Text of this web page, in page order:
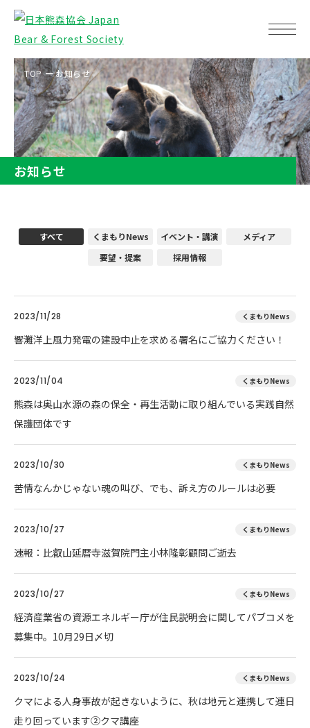
TOP お知らせ
お知らせ
すべて くまもりNews イベント・講演
メディア
要望・提案
採用情報
2023/11/28 くまもりNews
響灘洋上風力発電の建設中止を求める署名にご協力ください！
2023/11/04 くまもりNews
熊森は奥山水源の森の保全・再生活動に取り組んでいる実践自然
保護団体です
2023/10/30 くまもりNews
苦情なんかじゃない魂の叫び、でも、訴え方のルールは必要
2023/10/27 くまもりNews
速報：比叡山延暦寺滋賀院門主小林隆彰顧問ご逝去
2023/10/27 くまもりNews
経済産業省の資源エネルギー庁が住民説明会に関してパブコメを
募集中。10月29日〆切
2023/10/24 くまもりNews
クマによる人身事故が起きないように、秋は地元と連携して連日
走り回っています②クマ講座